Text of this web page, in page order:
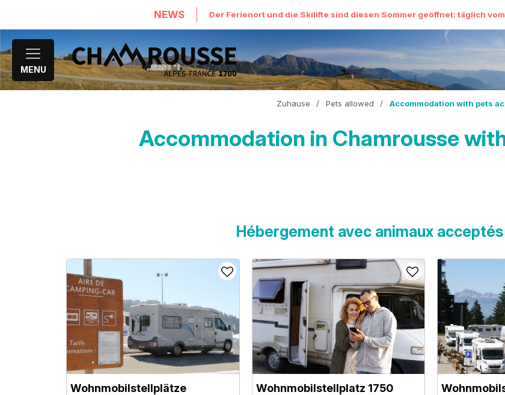
NEWS Der Ferienort und die Skilifte sind diesen Sommer geöffnet: täglich
MENU
Zuhause / Pets allowed / Accommodation with pets
Accommodation in Chamrousse
Hébergement avec animaux
Wohnmobilstellplätze
Wohnmobilstellplatz 1750